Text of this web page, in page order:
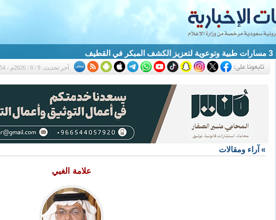
3 مسارات طبية وتوعوية لتعزيز الكشف المبكر في القطيف
آخر تحديث: 9 / 8 / 2026م - 12:54 م
» آراء ومقالات
علامة الغبي